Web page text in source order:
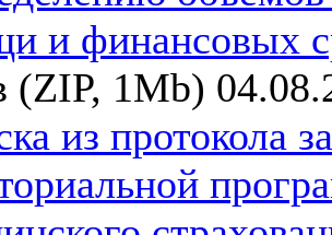
и финансовых
(ZIP, 1Mb)
из протокола